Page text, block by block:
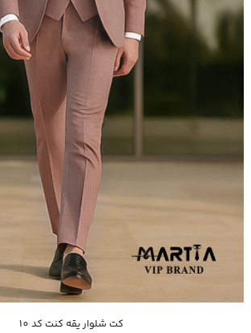
خرید سریع
کت شلوار یقه کنت کد 10